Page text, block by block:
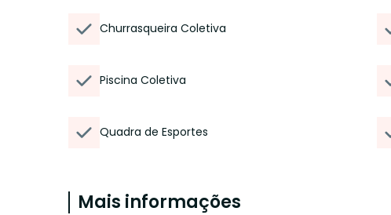
Churrasqueira Coletiva
Piscina Coletiva
Quadra de Esportes
Mais informações